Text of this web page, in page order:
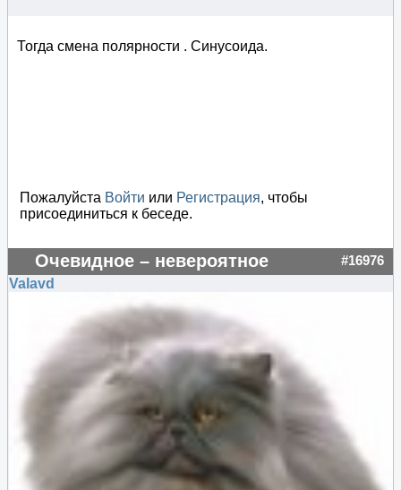
Тогда смена полярности . Синусоида.
Пожалуйста Войти или Регистрация, чтобы
присоединиться к беседе.
Очевидное – невероятное #16976
Valavd